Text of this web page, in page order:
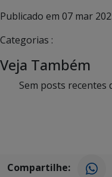
Publicado em 07 mar
Categorias :
Veja Também
Sem posts recentes
Compartilhe: